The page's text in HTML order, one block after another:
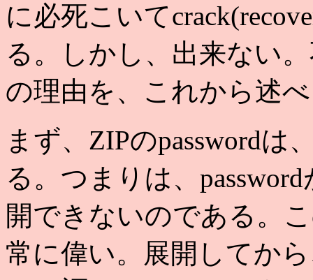
に必死こいて
る。しかし、出来ない
の理由を、これから述
まず、ZIPのpassword
る。つまりは、
開できないのである。
常に偉い。展開してか